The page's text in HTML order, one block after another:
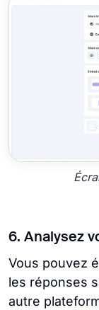
6. Analysez
Vous pouvez
les réponses
autre